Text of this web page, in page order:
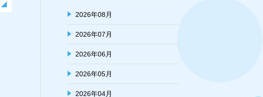
2026年08月
2026年07月
2026年06月
2026年05月
2026年04月